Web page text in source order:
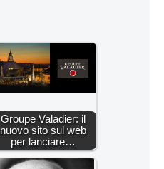
Groupe Valadier: il
nuovo sito sul web
per lanciare…